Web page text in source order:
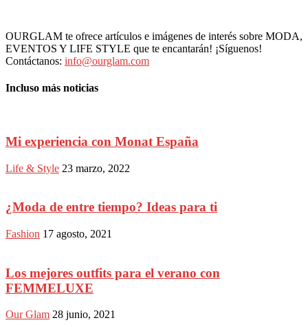
OURGLAM te ofrece artículos e imágenes de interés sobre MODA,
EVENTOS Y LIFE STYLE que te encantarán! ¡Síguenos!
Contáctanos: info@ourglam.com
Incluso más noticias
Mi experiencia con Monat España
Life & Style 23 marzo, 2022
¿Moda de entre tiempo? Ideas para ti
Fashion 17 agosto, 2021
Los mejores outfits para el verano con
FEMMELUXE
Our Glam 28 junio, 2021